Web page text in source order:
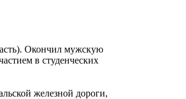
Окончил мужскую
в студенческих
железной дороги,